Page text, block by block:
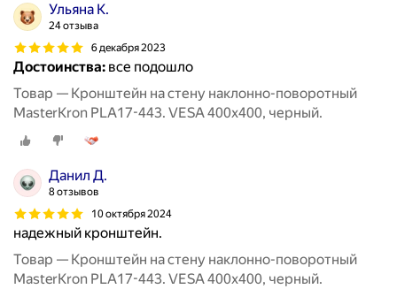
Ульяна К.
24 отзыва
6 декабря 2023
Достоинства: все подошло
Товар — Кронштейн на стену наклонно-поворотный
MasterKron PLA17-443. VESA 400х400, черный.
Данил Д.
8 отзывов
10 октября 2024
надежный кронштейн.
Товар — Кронштейн на стену наклонно-поворотный
MasterKron PLA17-443. VESA 400х400, черный.